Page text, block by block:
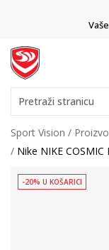
Pretraži stranicu
Sport Vision
Nike NIKE COSMIC
-20% U KOŠARICI